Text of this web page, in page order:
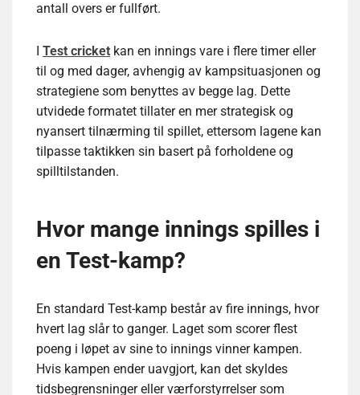
antall overs er fullført.
I Test cricket kan en innings vare i flere timer eller
til og med dager, avhengig av kampsituasjonen og
strategiene som benyttes av begge lag. Dette
utvidede formatet tillater en mer strategisk og
nyansert tilnærming til spillet, ettersom lagene kan
tilpasse taktikken sin basert på forholdene og
spilltilstanden.
Hvor mange innings spilles i
en Test-kamp?
En standard Test-kamp består av fire innings, hvor
hvert lag slår to ganger. Laget som scorer flest
poeng i løpet av sine to innings vinner kampen.
Hvis kampen ender uavgjort, kan det skyldes
tidsbegrensninger eller værforstyrrelser som